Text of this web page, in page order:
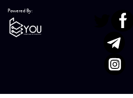
Powered By: